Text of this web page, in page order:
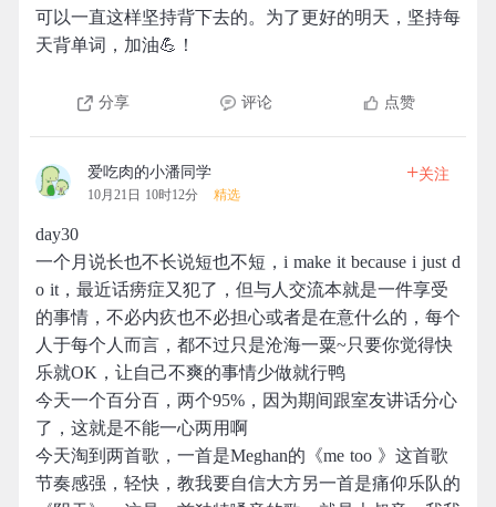
可以一直这样坚持背下去的。为了更好的明天，坚持每
天背单词，加油💪！
分享 评论 点赞
爱吃肉的小潘同学
10月21日 10时12分 精选
+关注
day30
一个月说长也不长说短也不短，i make it because i just d
o it，最近话痨症又犯了，但与人交流本就是一件享受
的事情，不必内疚也不必担心或者是在意什么的，每个
人于每个人而言，都不过只是沧海一粟~只要你觉得快
乐就OK，让自己不爽的事情少做就行鸭
今天一个百分百，两个95%，因为期间跟室友讲话分心
了，这就是不能一心两用啊
今天淘到两首歌，一首是Meghan的《me too 》这首歌
节奏感强，轻快，教我要自信大方另一首是痛仰乐队的